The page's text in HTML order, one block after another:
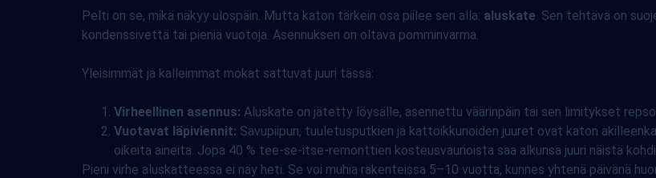
Pelti on se, mikä näkyy ulospäin. Mutta katon tärkein osa piilee sen alla: aluskate. Sen tehtävä on
kondenssivettä tai pieniä vuotoja. Asennuksen on oltava pomminvarma.
Yleisimmät ja kalleimmat mokat sattuvat juuri tässä:
Virheellinen asennus: Aluskate on jätetty löysälle, asennettu väärinpäin tai sen limitykset
Vuotavat läpiviennit: Savupiipun, tuuletusputkien ja kattoikkunoiden juuret ovat katon
oikeita aineita. Jopa 40 % tee-se-itse-remonttien kosteusvaurioista saa alkunsa juuri näistä
Pieni virhe aluskatteessa ei näy heti. Se voi muhia rakenteissa 5–10 vuotta, kunnes yhtenä päivänä